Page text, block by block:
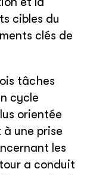
cibles du
clés de
tâches
cycle
orientée
une prise
les
a conduit